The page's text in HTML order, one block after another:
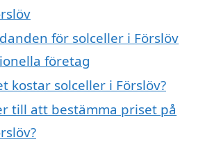
för solceller i Förslöv
företag
kostar solceller i Förslöv?
till att bestämma priset på